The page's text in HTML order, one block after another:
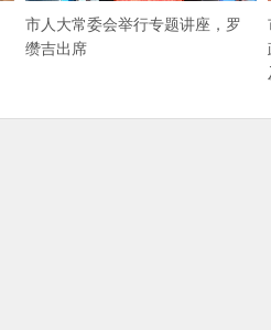
市人大常委会举行专题讲座，罗
缵吉出席